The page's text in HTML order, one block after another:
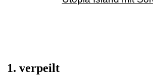
1. verpeilt